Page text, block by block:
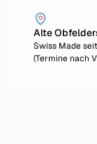
Alte
Swiss Made
(Termine nach